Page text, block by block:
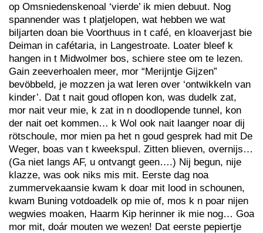
op Omsniedenskenoal ‘vierde’ ik mien debuut. Nog
spannender was t platjelopen, wat hebben we wat
biljarten doan bie Voorthuus in t café, en kloaverjast bie
Deiman in cafétaria, in Langestroate. Loater bleef k
hangen in t Midwolmer bos, schiere stee om te lezen.
Gain zeeverhoalen meer, mor “Merijntje Gijzen”
bevöbbeld, je mozzen ja wat leren over ‘ontwikkeln van
kinder’. Dat t nait goud oflopen kon, was dudelk zat,
mor nait veur mie, k zat in n doodlopende tunnel, kon
der nait oet kommen… k Wol ook nait laanger noar dij
rötschoule, mor mien pa het n goud gesprek had mit De
Weger, boas van t kweekspul. Zitten blieven, overnijs…
(Ga niet langs AF, u ontvangt geen….) Nij begun, nije
klazze, was ook niks mis mit. Eerste dag noa
zummervekaansie kwam k doar mit lood in schounen,
kwam Buning votdoadelk op mie of, mos k n poar nijen
wegwies moaken, Haarm Kip herinner ik mie nog… Goa
mor mit, doár mouten we wezen! Dat eerste pepiertje